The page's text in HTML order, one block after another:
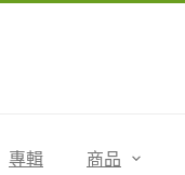
專輯 商品